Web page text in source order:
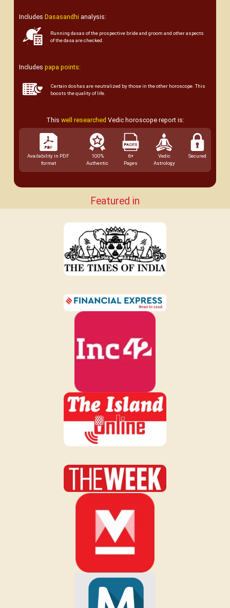
Includes Dasasandhi analysis:
Running dasas of the prospective bride and groom and other aspects
of the dasa are checked.
Includes papa points:
Certain doshas are neutralized by those in the other horoscope. This
boosts the quality of life.
This well researched Vedic horoscope report is:
Availability in PDF
format
100%
Authentic
6+
Pages
Vedic
Astrology
Secured
Featured in